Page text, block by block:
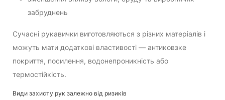
забруднень
Сучасні рукавички виготовляються з різних матеріалів і
можуть мати додаткові властивості — антиковзке
покриття, посилення, водонепроникність або
термостійкість.
Види захисту рук залежно від ризиків